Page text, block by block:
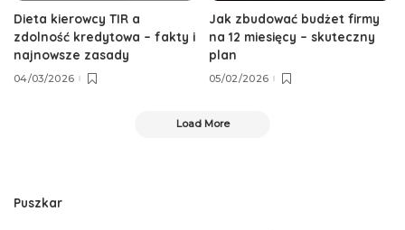
Dieta kierowcy TIR a
zdolność kredytowa – fakty i
najnowsze zasady
04/03/2026
Jak zbudować budżet firmy
na 12 miesięcy – skuteczny
plan
05/02/2026
Load More
Puszkar